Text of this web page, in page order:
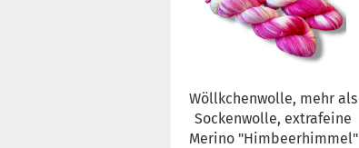
Wöllkchenwolle, mehr als
Sockenwolle, extrafeine
Merino "Himbeerhimmel"